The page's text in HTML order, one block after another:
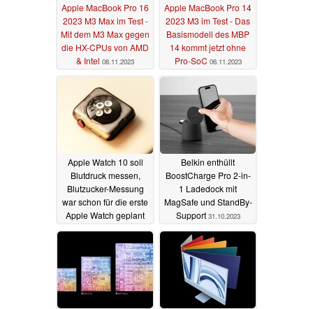
Apple MacBook Pro 16
2023 M3 Max im Test -
Mit dem M3 Max gegen
die HX-CPUs von AMD
& Intel 08.11.2023
Apple MacBook Pro 14
2023 M3 im Test - Das
Basismodell des MBP
14 kommt jetzt ohne
Pro-SoC 06.11.2023
Apple Watch 10 soll
Blutdruck messen,
Blutzucker-Messung
war schon für die erste
Apple Watch geplant
01.11.2023
Belkin enthüllt
BoostCharge Pro 2-in-
1 Ladedock mit
MagSafe und StandBy-
Support 31.10.2023